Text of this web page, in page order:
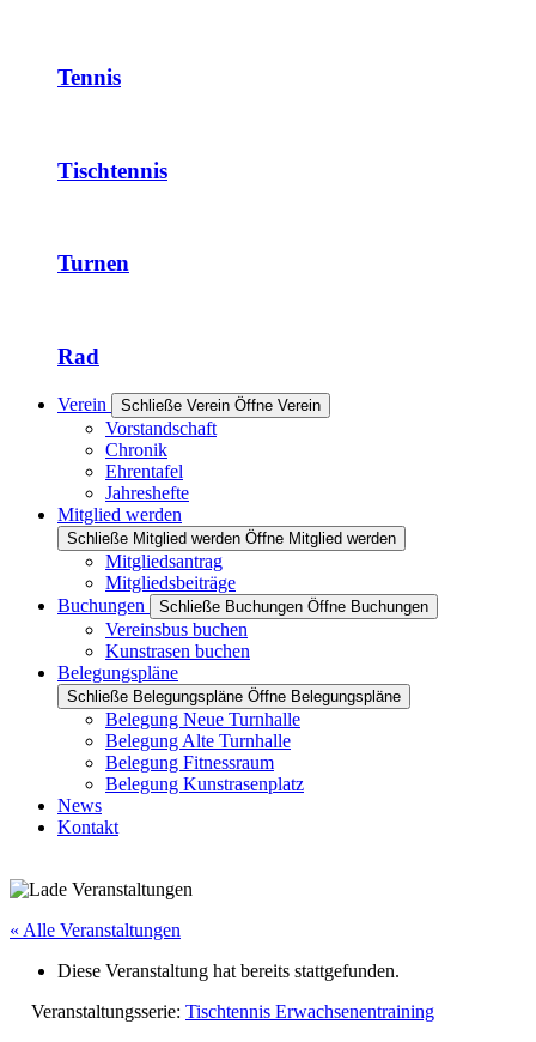
Tennis
Tischtennis
Turnen
Rad
Verein Schließe Verein Öffne Verein
Vorstandschaft
Chronik
Ehrentafel
Jahreshefte
Mitglied werden
Schließe Mitglied werden Öffne Mitglied werden
Mitgliedsantrag
Mitgliedsbeiträge
Buchungen
Schließe Buchungen Öffne Buchungen
Vereinsbus buchen
Kunstrasen buchen
Belegungspläne
Schließe Belegungspläne Öffne Belegungspläne
Belegung Neue Turnhalle
Belegung Alte Turnhalle
Belegung Fitnessraum
Belegung Kunstrasenplatz
News
Kontakt
« Alle Veranstaltungen
Diese Veranstaltung hat bereits stattgefunden.
Veranstaltungsserie: Tischtennis Erwachsenentraining